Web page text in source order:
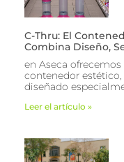
C-Thru: El
Combina Diseño,
en Aseca ofrecemos
contenedor
diseñado
Leer el artículo »